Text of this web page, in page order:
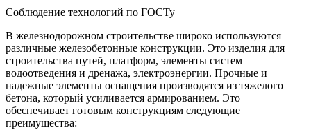
Соблюдение технологий по ГОСТу
В железнодорожном строительстве широко используются
различные железобетонные конструкции. Это изделия для
строительства путей, платформ, элементы систем
водоотведения и дренажа, электроэнергии. Прочные и
надежные элементы оснащения производятся из тяжелого
бетона, который усиливается армированием. Это
обеспечивает готовым конструкциям следующие
преимущества: